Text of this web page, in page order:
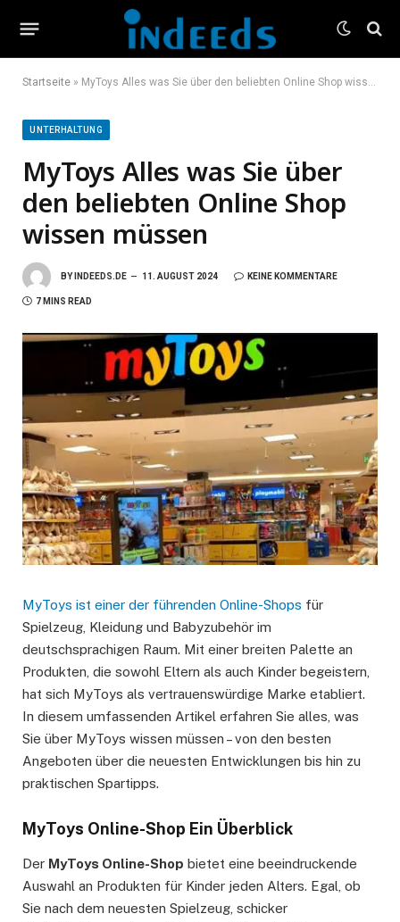
Startseite » MyToys Alles was Sie über den beliebten Online Shop wissen müssen
UNTERHALTUNG
MyToys Alles was Sie über
den beliebten Online Shop
wissen müssen
BY INDEEDS.DE 11. AUGUST 2024 KEINE KOMMENTARE
7 MINS READ
MyToys ist einer der führenden Online-Shops für
Spielzeug, Kleidung und Babyzubehör im
deutschsprachigen Raum. Mit einer breiten Palette an
Produkten, die sowohl Eltern als auch Kinder begeistern,
hat sich MyToys als vertrauenswürdige Marke etabliert.
In diesem umfassenden Artikel erfahren Sie alles, was
Sie über MyToys wissen müssen – von den besten
Angeboten über die neuesten Entwicklungen bis hin zu
praktischen Spartipps.
MyToys Online-Shop Ein Überblick
Der MyToys Online-Shop bietet eine beeindruckende
Auswahl an Produkten für Kinder jeden Alters. Egal, ob
Sie nach dem neuesten Spielzeug, schicker